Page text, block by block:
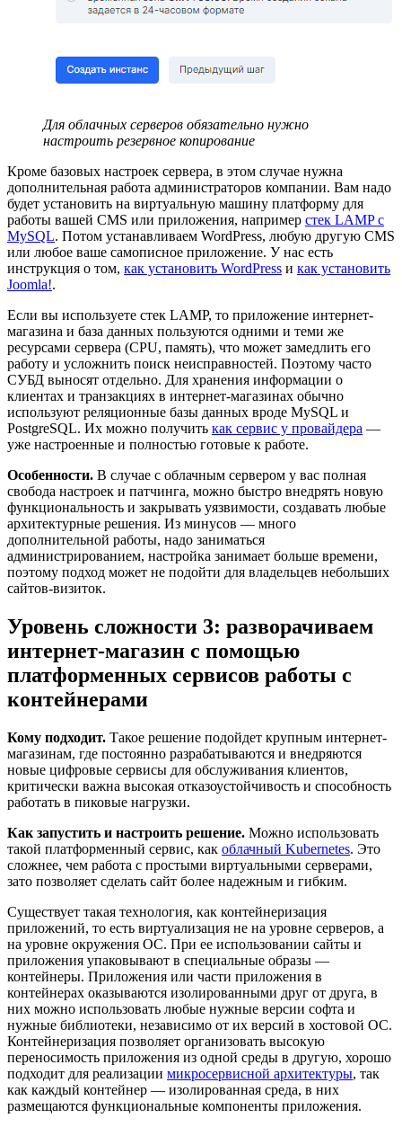
Для облачных серверов обязательно нужно
настроить резервное копирование
Кроме базовых настроек сервера, в этом случае нужна
дополнительная работа администраторов компании. Вам надо
будет установить на виртуальную машину платформу для
работы вашей CMS или приложения, например стек LAMP с
MySQL. Потом устанавливаем WordPress, любую другую CMS
или любое ваше самописное приложение. У нас есть
инструкция о том, как установить WordPress и как установить
Joomla!.
Если вы используете стек LAMP, то приложение интернет-
магазина и база данных пользуются одними и теми же
ресурсами сервера (CPU, память), что может замедлить его
работу и усложнить поиск неисправностей. Поэтому часто
СУБД выносят отдельно. Для хранения информации о
клиентах и транзакциях в интернет-магазинах обычно
используют реляционные базы данных вроде MySQL и
PostgreSQL. Их можно получить как сервис у провайдера —
уже настроенные и полностью готовые к работе.
Особенности. В случае с облачным сервером у вас полная
свобода настроек и патчинга, можно быстро внедрять новую
функциональность и закрывать уязвимости, создавать любые
архитектурные решения. Из минусов — много
дополнительной работы, надо заниматься
администрированием, настройка занимает больше времени,
поэтому подход может не подойти для владельцев небольших
сайтов-визиток.
Уровень сложности 3: разворачиваем
интернет-магазин с помощью
платформенных сервисов работы с
контейнерами
Кому подходит. Такое решение подойдет крупным интернет-
магазинам, где постоянно разрабатываются и внедряются
новые цифровые сервисы для обслуживания клиентов,
критически важна высокая отказоустойчивость и способность
работать в пиковые нагрузки.
Как запустить и настроить решение. Можно использовать
такой платформенный сервис, как облачный Kubernetes. Это
сложнее, чем работа с простыми виртуальными серверами,
зато позволяет сделать сайт более надежным и гибким.
Существует такая технология, как контейнеризация
приложений, то есть виртуализация не на уровне серверов, а
на уровне окружения ОС. При ее использовании сайты и
приложения упаковывают в специальные образы —
контейнеры. Приложения или части приложения в
контейнерах оказываются изолированными друг от друга, в
них можно использовать любые нужные версии софта и
нужные библиотеки, независимо от их версий в хостовой ОС.
Контейнеризация позволяет организовать высокую
переносимость приложения из одной среды в другую, хорошо
подходит для реализации микросервисной архитектуры, так
как каждый контейнер — изолированная среда, в них
размещаются функциональные компоненты приложения.